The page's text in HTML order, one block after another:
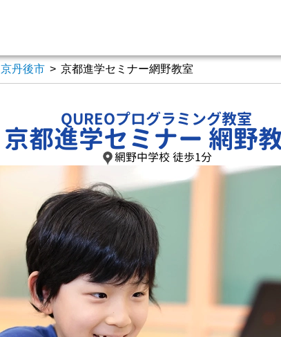
京丹後市 > 京都進学セミナー網野教室
QUREOプログラミング教室
京都進学セミナー 網野
網野中学校 徒歩1分